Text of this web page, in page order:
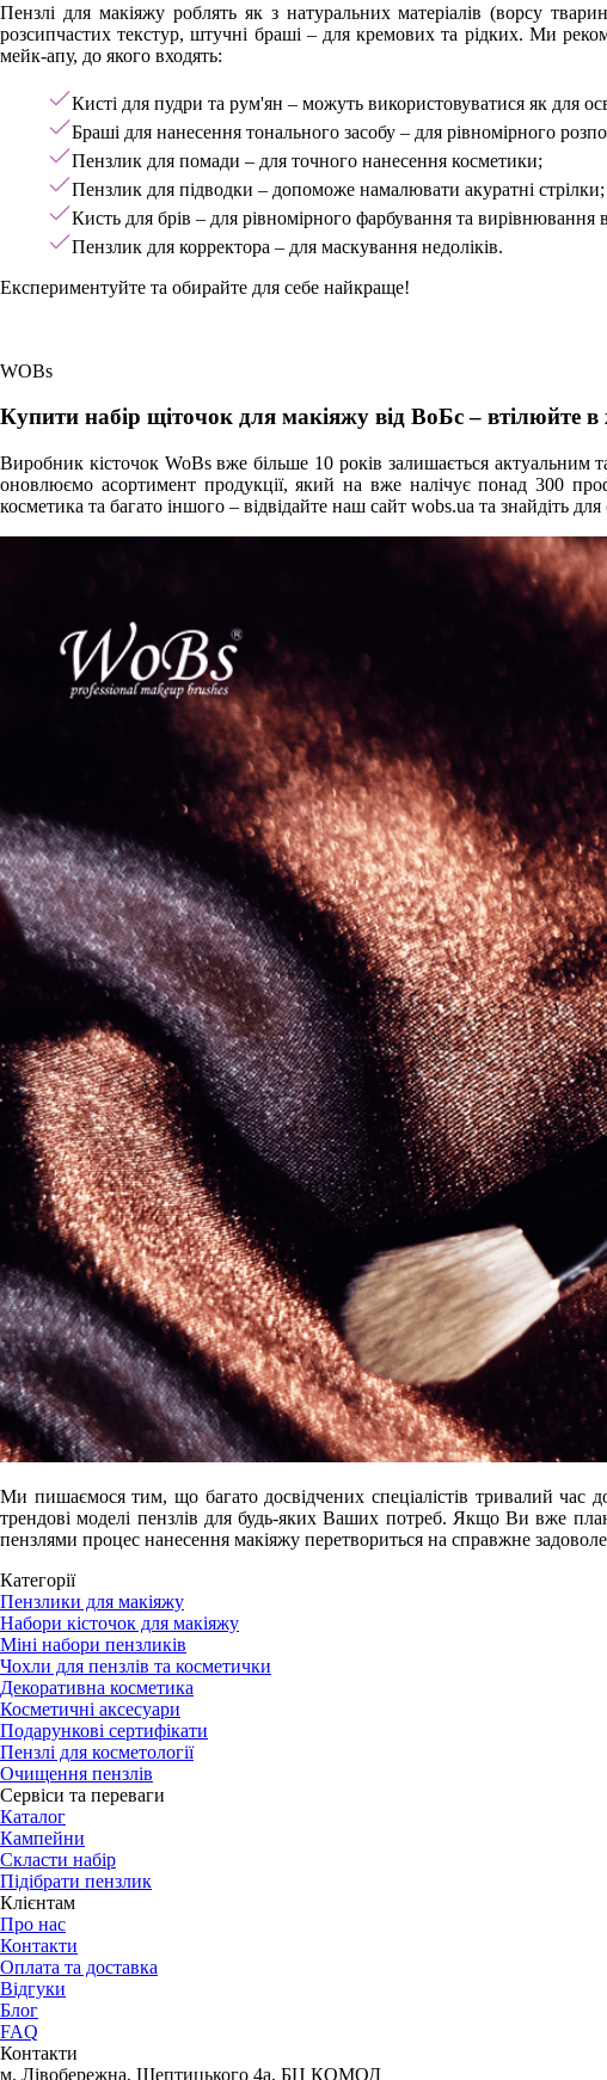
Пензлі для макіяжу роблять як з натуральних матеріалів (ворсу
розсипчастих текстур, штучні браші – для кремових та рідких. Ми
мейк-апу, до якого входять:
Кисті для пудри та рум'ян – можуть використовуватися як для
Браші для нанесення тонального засобу – для рівномірного
Пензлик для помади – для точного нанесення косметики;
Пензлик для підводки – допоможе намалювати акуратні стрілки;
Кисть для брів – для рівномірного фарбування та вирівнювання
Пензлик для корректора – для маскування недоліків.
Експериментуйте та обирайте для себе найкраще!
WOBs
Купити набір щіточок для макіяжу від ВоБс – втілюйте в
Виробник кісточок WoBs вже більше 10 років залишається
оновлюємо асортимент продукції, який на вже налічує понад 300
косметика та багато іншого – відвідайте наш сайт wobs.ua та знайдіть
Ми пишаємося тим, що багато досвідчених спеціалістів тривалий
трендові моделі пензлів для будь-яких Ваших потреб. Якщо Ви вже
пензлями процес нанесення макіяжу перетвориться на справжне
Категорії
Пензлики для макіяжу
Набори кісточок для макіяжу
Міні набори пензликів
Чохли для пензлів та косметички
Декоративна косметика
Косметичні аксесуари
Подарункові сертифікати
Пензлі для косметології
Очищення пензлів
Сервіси та переваги
Каталог
Кампейни
Скласти набір
Підібрати пензлик
Клієнтам
Про нас
Контакти
Оплата та доставка
Відгуки
Блог
FAQ
Контакти
м. Лівобережна, Шептицького 4а, БЦ КОМОД